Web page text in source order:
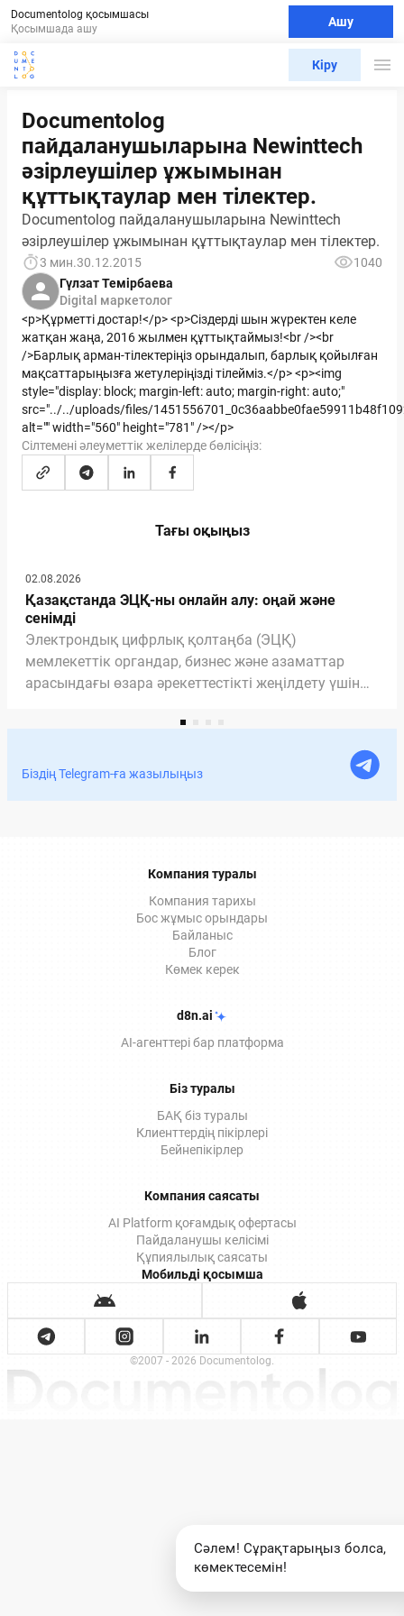
Documentolog қосымшасы
Қосымшада ашу
Ашу
Кіру
Documentolog
пайдаланушыларына Newinttech
әзірлеушілер ұжымынан
құттықтаулар мен тілектер.
Documentolog пайдаланушыларына Newinttech
әзірлеушілер ұжымынан құттықтаулар мен тілектер.
3 мин.30.12.2015
1040
Гүлзат Темірбаева
Digital маркетолог
<p>Құрметті достар!</p> <p>Сіздерді шын жүректен келе
жатқан жаңа, 2016 жылмен құттықтаймыз!<br /><br
/>Барлық арман-тілектеріңіз орындалып, барлық қойылған
мақсаттарыңызға жетулеріңізді тілейміз.</p> <p><img
style="display: block; margin-left: auto; margin-right: auto;"
src="../../uploads/files/
alt="" width="560" height="781" /></p>
Сілтемені әлеуметтік желілерде бөлісіңіз:
Тағы оқыңыз
02.08.2026
Қазақстанда ЭЦҚ-ны онлайн алу: оңай және
сенімді
Электрондық цифрлық қолтаңба (ЭЦҚ)
мемлекеттік органдар, бизнес және азаматтар
арасындағы өзара әрекеттестікті жеңілдету үшін
арқасында біз мемлекеттік қызметтерді ала
рәсімдей аламыз. Мақалада ЭЦҚ-ның құжаттарға
Біздің Telegram-ға жазылыңыз
Компания туралы
Компания тарихы
Бос жұмыс орындары
Байланыс
Блог
Көмек керек
d8n.ai
AI-агенттері бар платформа
Біз туралы
БАҚ біз туралы
Клиенттердің пікірлері
Бейнепікірлер
Компания саясаты
AI Platform қоғамдық офертасы
Пайдаланушы келісімі
Құпиялылық саясаты
Мобильді қосымша
©2007 - 2026 Documentolog.
Сәлем! Сұрақтарыңыз болса,
көмектесемін!